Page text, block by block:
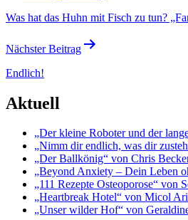
Was hat das Huhn mit Fisch zu tun?
Nächster Beitrag
Endlich!
Aktuell
„Der kleine Roboter und der
„Nimm dir endlich, was dir
„Der Ballkönig“ von Chris
„Beyond Anxiety – Dein Leben
„111 Rezepte Osteoporose“ von
„Heartbreak Hotel“ von Micol
„Unser wilder Hof“ von